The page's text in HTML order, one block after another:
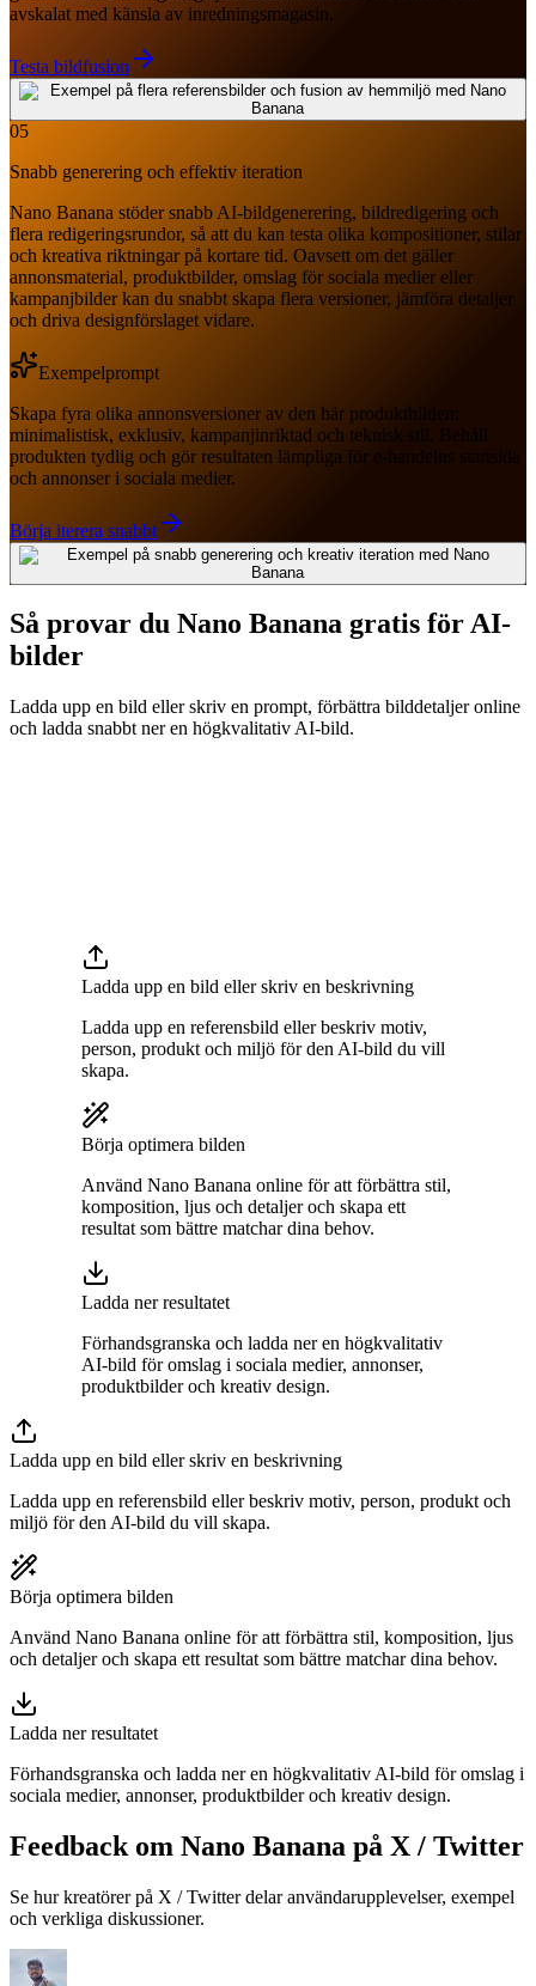
avskalat med känsla av inredningsmagasin.
Testa bildfusion
05
Snabb generering och effektiv iteration
Nano Banana stöder snabb AI-bildgenerering, bildredigering och
flera redigeringsrundor, så att du kan testa olika kompositioner, stilar
och kreativa riktningar på kortare tid. Oavsett om det gäller
annonsmaterial, produktbilder, omslag för sociala medier eller
kampanjbilder kan du snabbt skapa flera versioner, jämföra detaljer
och driva designförslaget vidare.
Exempelprompt
Skapa fyra olika annonsversioner av den här produktbilden:
minimalistisk, exklusiv, kampanjinriktad och teknisk stil. Behåll
produkten tydlig och gör resultaten lämpliga för e-handelns startsida
och annonser i sociala medier.
Börja iterera snabbt
Så provar du Nano Banana gratis för AI-
bilder
Ladda upp en bild eller skriv en prompt, förbättra bilddetaljer online
och ladda snabbt ner en högkvalitativ AI-bild.
Ladda upp en bild eller skriv en beskrivning
Ladda upp en referensbild eller beskriv motiv,
person, produkt och miljö för den AI-bild du vill
skapa.
Börja optimera bilden
Använd Nano Banana online för att förbättra stil,
komposition, ljus och detaljer och skapa ett
resultat som bättre matchar dina behov.
Ladda ner resultatet
Förhandsgranska och ladda ner en högkvalitativ
AI-bild för omslag i sociala medier, annonser,
produktbilder och kreativ design.
Ladda upp en bild eller skriv en beskrivning
Ladda upp en referensbild eller beskriv motiv, person, produkt och
miljö för den AI-bild du vill skapa.
Börja optimera bilden
Använd Nano Banana online för att förbättra stil, komposition, ljus
och detaljer och skapa ett resultat som bättre matchar dina behov.
Ladda ner resultatet
Förhandsgranska och ladda ner en högkvalitativ AI-bild för omslag i
sociala medier, annonser, produktbilder och kreativ design.
Feedback om Nano Banana på X / Twitter
Se hur kreatörer på X / Twitter delar användarupplevelser, exempel
och verkliga diskussioner.